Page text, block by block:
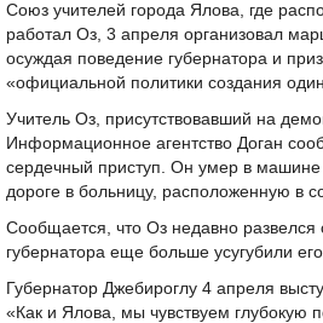
Союз учителей города Ялова, где
работал Оз, 3 апреля организовал
осуждая поведение губернатора и
«официальной политики создания
Учитель Оз, присутствовавший на
Информационное агентство Доган
сердечный приступ. Он умер в
дороге в больницу, расположенную в
Сообщается, что Оз недавно развелся
губернатора еще больше усугубили
Губернатор Джебироглу 4 апреля
«Как и Ялова, мы чувствуем глубокую